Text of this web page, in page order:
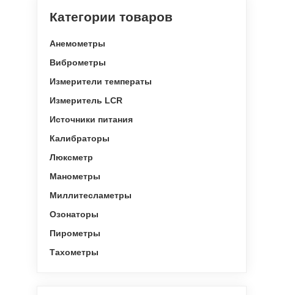
Категории товаров
Анемометры
Виброметры
Измерители температы
Измеритель LCR
Источники питания
Калибраторы
Люксметр
Манометры
Миллитесламетры
Озонаторы
Пирометры
Тахометры